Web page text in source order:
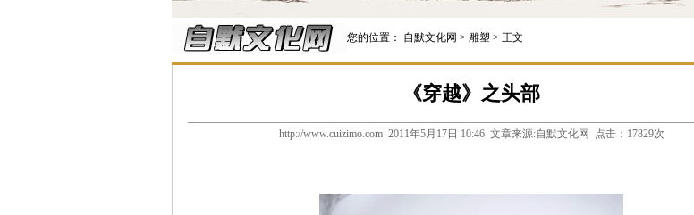
您的位置： 自默文化网 > 雕塑 > 正文
《穿越》之头部
http://www.cuizimo.com 2011年5月17日 10:46 文章来源:自默文化网 点击：17829次